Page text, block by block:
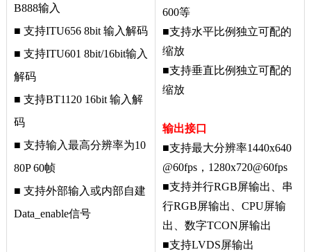
B888输入
■ 支持ITU656 8bit输入解码
■ 支持ITU601 8bit/16bit输入
解码
■ 支持BT1120 16bit输入解
码
■ 支持输入最高分辨率为10
80P 60帧
■ 支持外部输入或内部自建
Data_enable信号
600等
■支持水平比例独立可配的
缩放
■支持垂直比例独立可配的
缩放
输出接口
■支持最大分辨率1440x640
@60fps， 1280x720@60fps
■支持并行RGB屏输出、串
行RGB屏输出、CPU屏输
出、数字TCON屏输出
■支持LVDS屏输出